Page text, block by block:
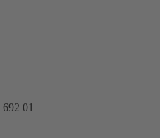
692 01